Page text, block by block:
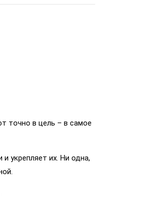
точно в цель – в самое
укрепляет их. Ни одна,